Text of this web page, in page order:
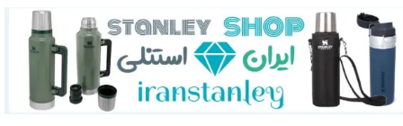
حساب کاربری من
تغییر گذر واژه